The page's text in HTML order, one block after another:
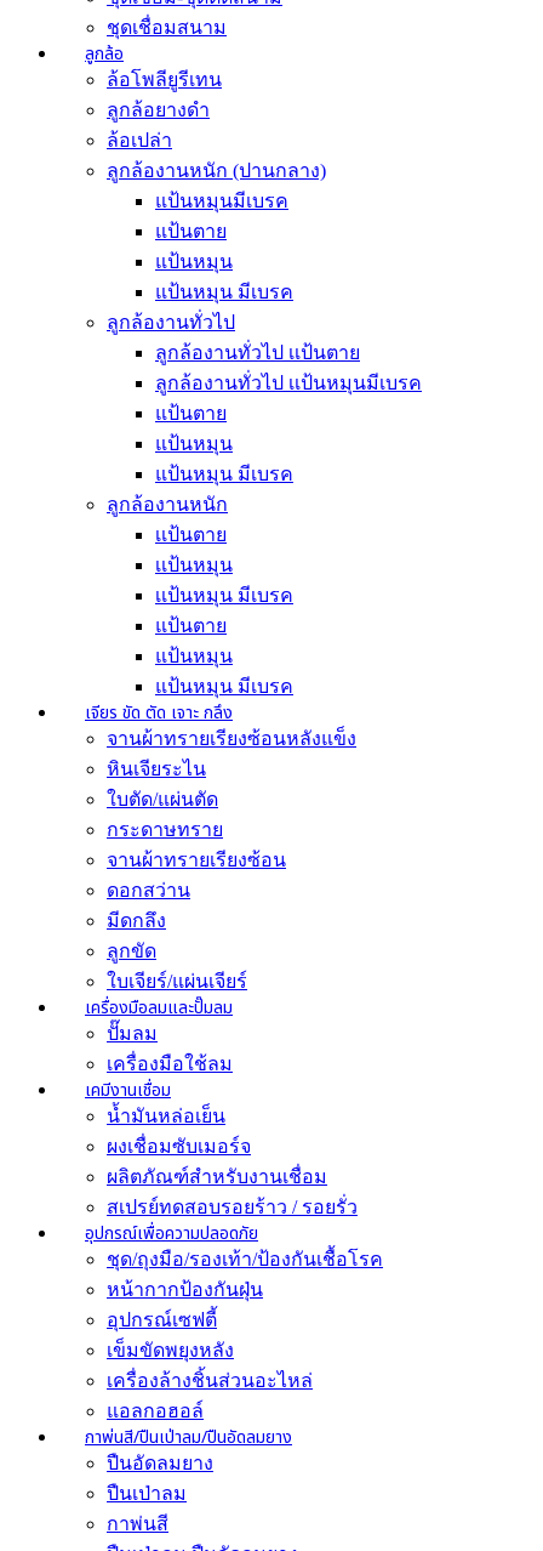
ชุดเชื่อมสนาม
ลูกล้อ
ล้อโพลียูรีเทน
ลูกล้อยางดำ
ล้อเปล่า
ลูกล้องานหนัก (ปานกลาง)
แป้นหมุนมีเบรค
แป้นตาย
แป้นหมุน
แป้นหมุน มีเบรค
ลูกล้องานทั่วไป
ลูกล้องานทั่วไป เเป้นตาย
ลูกล้องานทั่วไป เเป้นหมุนมีเบรค
แป้นตาย
แป้นหมุน
แป้นหมุน มีเบรค
ลูกล้องานหนัก
เเป้นตาย
เเป้นหมุน
เเป้นหมุน มีเบรค
แป้นตาย
แป้นหมุน
แป้นหมุน มีเบรค
เจียร ขัด ตัด เจาะ กลึง
จานผ้าทรายเรียงซ้อนหลังแข็ง
หินเจียระไน
ใบตัด/แผ่นตัด
กระดาษทราย
จานผ้าทรายเรียงซ้อน
ดอกสว่าน
มีดกลึง
ลูกขัด
ใบเจียร์/แผ่นเจียร์
เครื่องมือลมและปั๊มลม
ปั๊มลม
เครื่องมือใช้ลม
เคมีงานเชื่อม
น้ำมันหล่อเย็น
ผงเชื่อมซับเมอร์จ
ผลิตภัณฑ์สำหรับงานเชื่อม
สเปรย์ทดสอบรอยร้าว / รอยรั่ว
อุปกรณ์เพื่อความปลอดภัย
ชุด/ถุงมือ/รองเท้า/ป้องกันเชื้อโรค
หน้ากากป้องกันฝุ่น
อุปกรณ์เซฟตี้
เข็มขัดพยุงหลัง
เครื่องล้างชิ้นส่วนอะไหล่
แอลกอฮอล์
กาพ่นสี/ปืนเป่าลม/ปืนอัดลมยาง
ปืนอัดลมยาง
ปืนเป่าลม
กาพ่นสี